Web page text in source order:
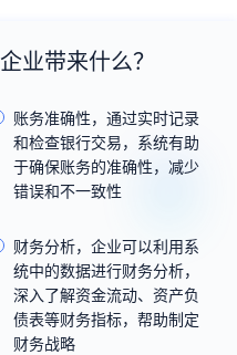
业带来什么？
账务准确性，通过实时记录
和检查银行交易，系统有助
于确保账务的准确性，减少
错误和不一致性
财务分析，企业可以利用系
统中的数据进行财务分析，
深入了解资金流动、资产负
债表等财务指标，帮助制定
财务战略